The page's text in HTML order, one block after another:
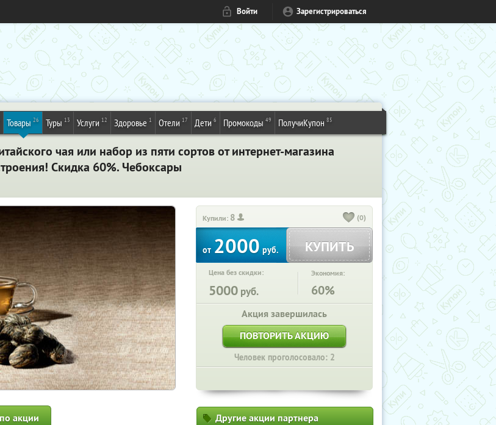
Войти Зарегистрироваться
Товары 26 Туры 13 Услуги 12 Здоровье 1 Отели 17 Дети 6 Промокоды 49 ПолучиКупон 85
чая или набор из пяти сортов от интернет-магазина
Скидка 60%. Чебоксары
Купили: 8 (0)
от 2000 руб. КУПИТЬ
Цена без скидки:
5000 руб.
Экономия:
60%
Акция завершилась
ПОВТОРИТЬ АКЦИЮ
Человек проголосовало: 2
акции Другие акции партнера